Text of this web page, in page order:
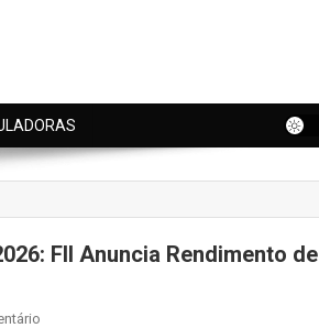
FII Anuncia Rendimento de